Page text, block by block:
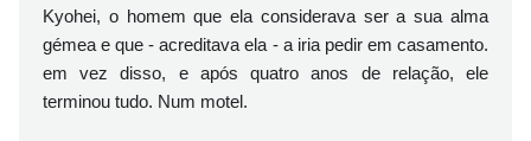
Kyohei, o homem que ela considerava ser a sua alma
gémea e que - acreditava ela - a iria pedir em casamento.
em vez disso, e após quatro anos de relação, ele
terminou tudo. Num motel.